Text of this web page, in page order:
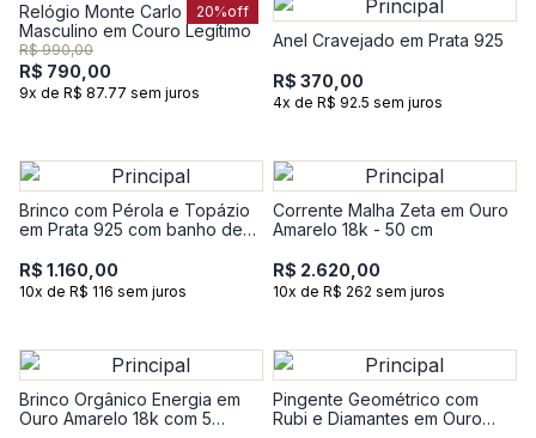
20%off
Relógio Monte Carlo
Masculino em Couro Legítimo
R$ 990,00
R$ 790,00
9x de R$ 87.77 sem juros
Anel Cravejado em Prata 925
R$ 370,00
4x de R$ 92.5 sem juros
Brinco com Pérola e Topázio
em Prata 925 com banho de
R$ 1.160,00
10x de R$ 116 sem juros
Corrente Malha Zeta em Ouro
Amarelo 18k - 50 cm
R$ 2.620,00
10x de R$ 262 sem juros
Brinco Orgânico Energia em
Ouro Amarelo 18k com 5
Pingente Geométrico com
Rubi e Diamantes em Ouro